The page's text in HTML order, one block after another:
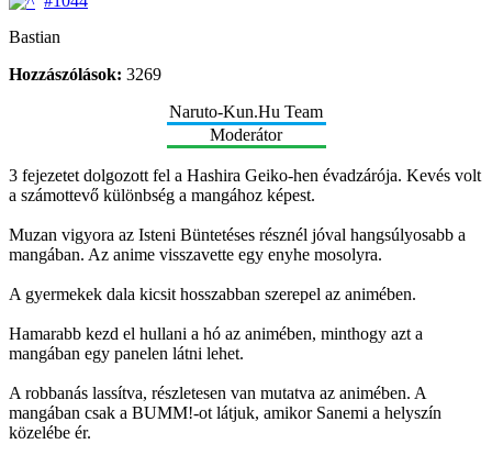
Bastian
Hozzászólások: 3269
Naruto-Kun.Hu Team
Moderátor
3 fejezetet dolgozott fel a Hashira Geiko-hen évadzárója. Kevés volt
a számottevő különbség a mangához képest.
Muzan vigyora az Isteni Büntetéses résznél jóval hangsúlyosabb a
mangában. Az anime visszavette egy enyhe mosolyra.
A gyermekek dala kicsit hosszabban szerepel az animében.
Hamarabb kezd el hullani a hó az animében, minthogy azt a
mangában egy panelen látni lehet.
A robbanás lassítva, részletesen van mutatva az animében. A
mangában csak a BUMM!-ot látjuk, amikor Sanemi a helyszín
közelébe ér.